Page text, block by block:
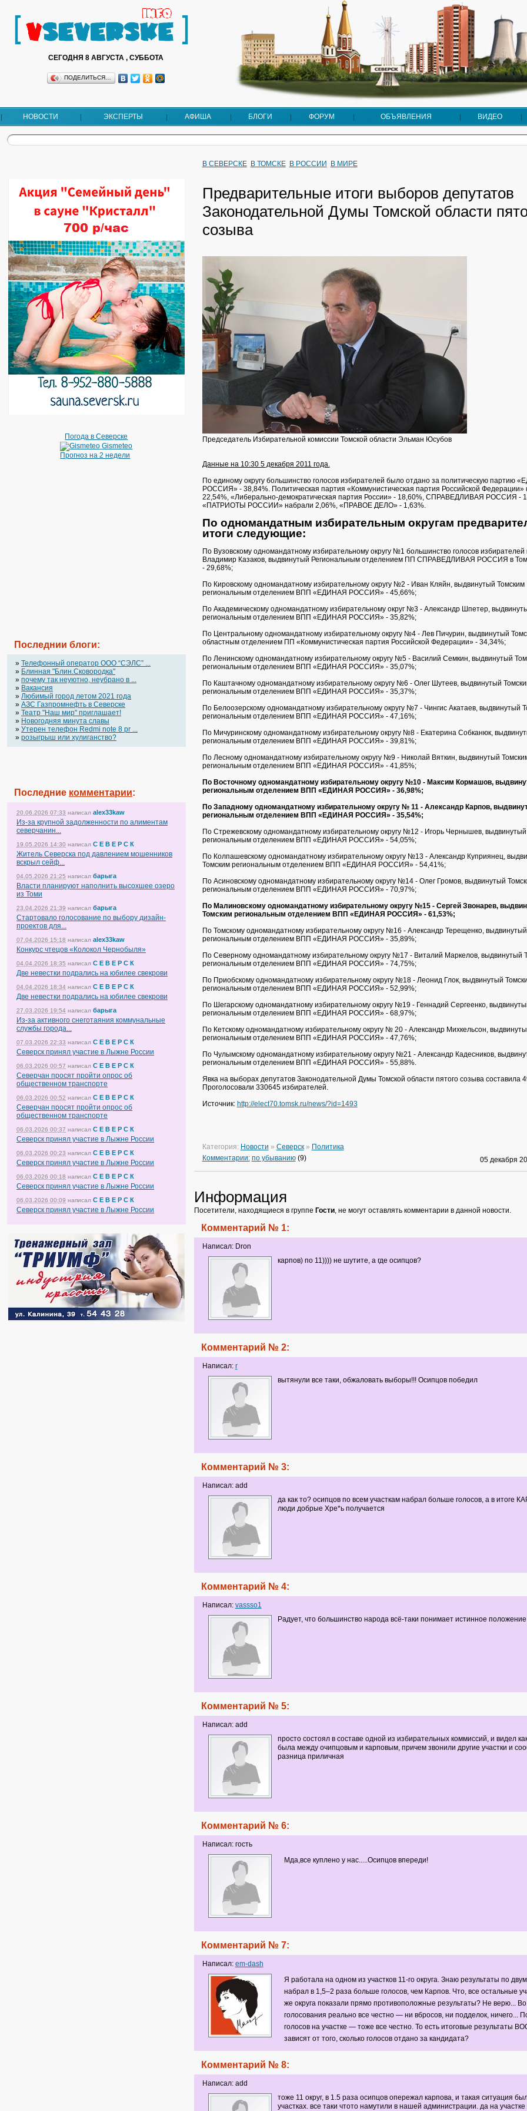
СЕГОДНЯ 8 АВГУСТА , СУББОТА
ПОДЕЛИТЬСЯ…
НОВОСТИ ЭКСПЕРТЫ АФИША БЛОГИ ФОРУМ ОБЪЯВЛЕНИЯ ВИДЕО
Погода в Северске
Gismeteo
Прогноз на 2 недели
Последнии блоги:
» Телефонный оператор OOO “СЭЛС” ...
» Блинная "Блин.Сковородка"
» почему так неуютно, неубрано в ...
» Вакансия
» Любимый город летом 2021 года
» АЗС Газпромнефть в Северске
» Театр "Наш мир" приглашает!
» Новогодняя минута славы
» Утерен телефон Redmi note 8 pr ...
» розыгрыш или хулиганство?
Последние комментарии:
20.06.2026 07:33 написал alex33kaw
Из-за крупной задолженности по алиментам
северчанин...
19.05.2026 14:30 написал С Е В Е Р С К
Житель Северска под давлением мошенников
вскрыл сейф...
04.05.2026 21:25 написал барыга
Власти планируют наполнить высохшее озеро
из Томи
23.04.2026 21:39 написал барыга
Стартовало голосование по выбору дизайн-
проектов для...
07.04.2026 15:18 написал alex33kaw
Конкурс чтецов «Колокол Чернобыля»
04.04.2026 18:35 написал С Е В Е Р С К
Две невестки подрались на юбилее свекрови
04.04.2026 18:34 написал С Е В Е Р С К
Две невестки подрались на юбилее свекрови
27.03.2026 19:54 написал барыга
Из-за активного снеготаяния коммунальные
службы города...
07.03.2026 22:33 написал С Е В Е Р С К
Северск принял участие в Лыжне России
06.03.2026 00:57 написал С Е В Е Р С К
Северчан просят пройти опрос об
общественном транспорте
06.03.2026 00:52 написал С Е В Е Р С К
Северчан просят пройти опрос об
общественном транспорте
06.03.2026 00:37 написал С Е В Е Р С К
Северск принял участие в Лыжне России
06.03.2026 00:23 написал С Е В Е Р С К
Северск принял участие в Лыжне России
06.03.2026 00:18 написал С Е В Е Р С К
Северск принял участие в Лыжне России
06.03.2026 00:09 написал С Е В Е Р С К
Северск принял участие в Лыжне России
В СЕВЕРСКЕ В ТОМСКЕ В РОССИИ В МИРЕ
Предварительные итоги выборов депутатов
Законодательной Думы Томской области
созыва
Председатель Избирательной комиссии Томской области Эльман Юсубов
Данные на 10:30 5 декабря 2011 года.
По единому округу большинство голосов избирателей было отдано за политическую партию
РОССИЯ» - 38,84%. Политическая партия «Коммунистическая партия Российской Федерации»
22,54%, «Либерально-демократическая партия России» - 18,60%, СПРАВЕДЛИВАЯ РОССИЯ -
«ПАТРИОТЫ РОССИИ» набрали 2,06%, «ПРАВОЕ ДЕЛО» - 1,63%.
По одномандатным избирательным округам
итоги следующие:
По Вузовскому одномандатному избирательному округу №1 большинство голосов избирателей
Владимир Казаков, выдвинутый Региональным отделением ПП СПРАВЕДЛИВАЯ РОССИЯ в
- 29,68%;
По Кировскому одномандатному избирательному округу №2 - Иван Кляйн, выдвинутый Томским
региональным отделением ВПП «ЕДИНАЯ РОССИЯ» - 45,66%;
По Академическому одномандатному избирательному округ №3 - Александр Шпетер,
региональным отделением ВПП «ЕДИНАЯ РОССИЯ» - 35,82%;
По Центральному одномандатному избирательному округу №4 - Лев Пичурин, выдвинутый
областным отделением ПП «Коммунистическая партия Российской Федерации» - 34,34%;
По Ленинскому одномандатному избирательному округу №5 - Василий Семкин, выдвинутый
региональным отделением ВПП «ЕДИНАЯ РОССИЯ» - 35,07%;
По Каштачному одномандатному избирательному округу №6 - Олег Шутеев, выдвинутый
региональным отделением ВПП «ЕДИНАЯ РОССИЯ» - 35,37%;
По Белоозерскому одномандатному избирательному округу №7 - Чингис Акатаев, выдвинутый
региональным отделением ВПП «ЕДИНАЯ РОССИЯ» - 47,16%;
По Мичуринскому одномандатному избирательному округу №8 - Екатерина Собканюк,
региональным отделением ВПП «ЕДИНАЯ РОССИЯ» - 39,81%;
По Лесному одномандатному избирательному округу №9 - Николай Вяткин, выдвинутый
региональным отделением ВПП «ЕДИНАЯ РОССИЯ» - 41,85%;
По Восточному одномандатному избирательному округу №10 - Максим Кормашов,
региональным отделением ВПП «ЕДИНАЯ РОССИЯ» - 36,98%;
По Западному одномандатному избирательному округу № 11 - Александр Карпов,
региональным отделением ВПП «ЕДИНАЯ РОССИЯ» - 35,54%;
По Стрежевскому одномандатному избирательному округу №12 - Игорь Чернышев,
региональным отделением ВПП «ЕДИНАЯ РОССИЯ» - 54,05%;
По Колпашевскому одномандатному избирательному округу №13 - Александр Куприянец,
Томским региональным отделением ВПП «ЕДИНАЯ РОССИЯ» - 54,41%;
По Асиновскому одномандатному избирательному округу №14 - Олег Громов, выдвинутый
региональным отделением ВПП «ЕДИНАЯ РОССИЯ» - 70,97%;
По Малиновскому одномандатному избирательному округу №15 - Сергей Звонарев,
Томским региональным отделением ВПП «ЕДИНАЯ РОССИЯ» - 61,53%;
По Томскому одномандатному избирательному округу №16 - Александр Терещенко,
региональным отделением ВПП «ЕДИНАЯ РОССИЯ» - 35,89%;
По Северному одномандатному избирательному округу №17 - Виталий Маркелов, выдвинутый
региональным отделением ВПП «ЕДИНАЯ РОССИЯ» - 74,75%;
По Приобскому одномандатному избирательному округу №18 - Леонид Глок, выдвинутый
региональным отделением ВПП «ЕДИНАЯ РОССИЯ» - 52,99%;
По Шегарскому одномандатному избирательному округу №19 - Геннадий Сергеенко,
региональным отделением ВПП «ЕДИНАЯ РОССИЯ» - 68,97%;
По Кетскому одномандатному избирательному округу № 20 - Александр Михкельсон,
региональным отделением ВПП «ЕДИНАЯ РОССИЯ» - 47,76%;
По Чулымскому одномандатному избирательному округу №21 - Александр Кадесников,
региональным отделением ВПП «ЕДИНАЯ РОССИЯ» - 55,88%.
Явка на выборах депутатов Законодательной Думы Томской области пятого созыва составила
Проголосовали 330645 избирателей.
Источник: http://elect70.tomsk.ru/news/?id=1493
Категория: Новости » Северск» Политика
Комментарии: по убыванию(9) 05 декабря
Информация
Посетители, находящиеся в группе Гости, не могут оставлять комментарии в данной новости.
Комментарий № 1:
Написал: Dron
карпов) по 11)))) не шутите, а где осипцов?
Комментарий № 2:
Написал: r
вытянули все таки, обжаловать выборы!!! Осипцов победил
Комментарий № 3:
Написал: add
да как то? осипцов по всем участкам набрал больше голосов, а в итоге
люди добрые Хре*ь получается
Комментарий № 4:
Написал: vassso1
Радует, что большинство народа всё-таки понимает истинное
Комментарий № 5:
Написал: add
просто состоял в составе одной из избирательных коммиссий, и видел
была между очипцовым и карповым, причем звонили другие участки и
разница приличная
Комментарий № 6:
Написал: гость
Мда,все куплено у нас.....Осипцов впереди!
Комментарий № 7:
Написал: em-dash
Я работала на одном из участков 11-го округа. Знаю результаты по
набрал в 1,5–2 раза больше голосов, чем Карпов. Что, все остальные
же округа показали прямо противоположные результаты? Не верю...
голосования реально все честно — ни вбросов, ни подделок, ничего...
голосов на участке — тоже все честно. То есть итоговые результаты
зависят от того, сколько голосов отдано за кандидата?
Комментарий № 8:
Написал: add
тоже 11 округ, в 1.5 раза осипцов опережал карпова, и такая ситуация
участках. все таки чтото намутили в нашей администрации. да на